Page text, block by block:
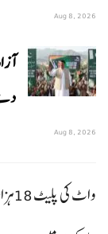
Aug 8, 2026
Aug 8, 2026
واٹ کی پلیٹ 18ہزار سے بڑھ کر27ہزار روپے کی ہوگئی۔